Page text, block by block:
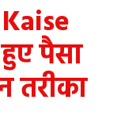
पैसा
तरीका